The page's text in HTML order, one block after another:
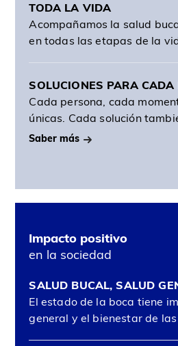
TODA LA VIDA
Acompañamos la salud
en todas las etapas de la
SOLUCIONES PARA CADA
Cada persona, cada
únicas. Cada solución
Saber más
Impacto positivo
en la sociedad
SALUD BUCAL, SALUD
El estado de la boca tiene
general y el bienestar de